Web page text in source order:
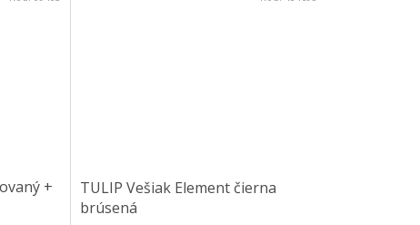
+
TULIP Vešiak Element čierna
brúsená